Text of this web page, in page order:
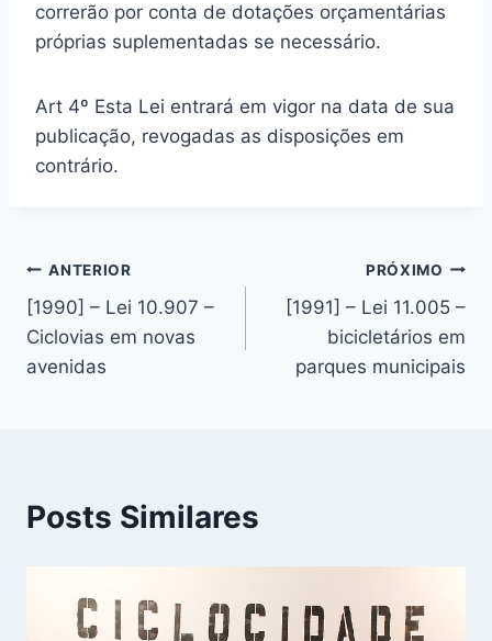
correrão por conta de dotações orçamentárias
próprias suplementadas se necessário.
Art 4º Esta Lei entrará em vigor na data de sua
publicação, revogadas as disposições em
contrário.
Navegação
de
Post
ANTERIOR
[1990] – Lei 10.907 –
Ciclovias em novas
avenidas
PRÓXIMO
[1991] – Lei 11.005 –
bicicletários em
parques municipais
Posts Similares